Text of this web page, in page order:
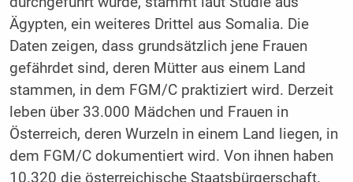
Ägypten, ein weiteres Drittel aus Somalia. Die
Daten zeigen, dass grundsätzlich jene Frauen
gefährdet sind, deren Mütter aus einem Land
stammen, in dem FGM/C praktiziert wird. Derzeit
leben über 33.000 Mädchen und Frauen in
Österreich, deren Wurzeln in einem Land liegen, in
dem FGM/C dokumentiert wird. Von ihnen haben
10.320 die österreichische Staatsbürgerschaft.